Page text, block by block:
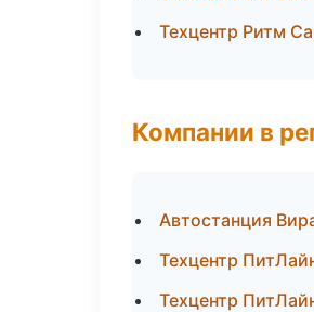
Техцентр Ритм
Компании в
Автостанция
Техцентр
Техцентр